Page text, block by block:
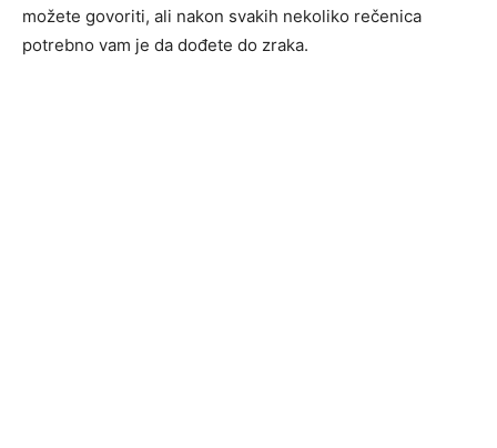
možete govoriti, ali nakon svakih nekoliko rečenica
potrebno vam je da dođete do zraka.